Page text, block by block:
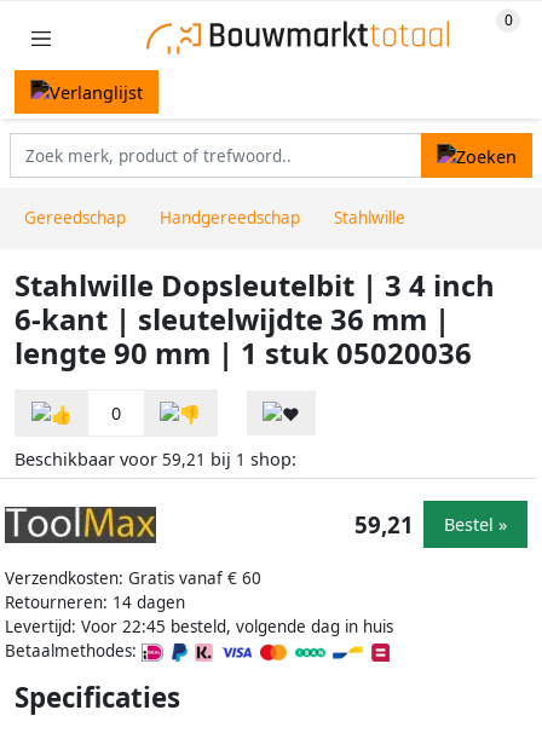
Gereedschap Handgereedschap Stahlwille
Stahlwille Dopsleutelbit | 3 4 inch
6-kant | sleutelwijdte 36 mm |
lengte 90 mm | 1 stuk 05020036
0
Beschikbaar voor 59,21 bij 1 shop:
Verzendkosten: Gratis vanaf € 60
Retourneren: 14 dagen
Levertijd: Voor 22:45 besteld, volgende dag in huis
Betaalmethodes:
59,21 Bestel »
Specificaties